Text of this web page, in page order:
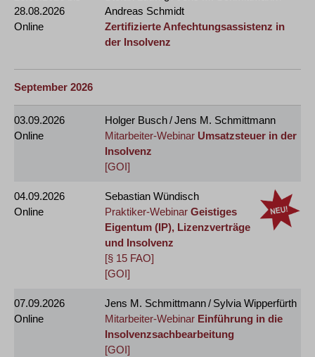
28.08.2026
Online
Andreas Schmidt
Zertifizierte Anfechtungsassistenz in
der Insolvenz
September 2026
03.09.2026
Online
Holger Busch / Jens M. Schmittmann
Mitarbeiter-Webinar Umsatzsteuer in der
Insolvenz
[GOI]
04.09.2026
Online
Sebastian Wündisch
Praktiker-Webinar Geistiges
Eigentum (IP), Lizenzverträge
und Insolvenz
[§ 15 FAO]
[GOI]
07.09.2026
Online
Jens M. Schmittmann / Sylvia Wipperfürth
Mitarbeiter-Webinar Einführung in die
Insolvenzsachbearbeitung
[GOI]